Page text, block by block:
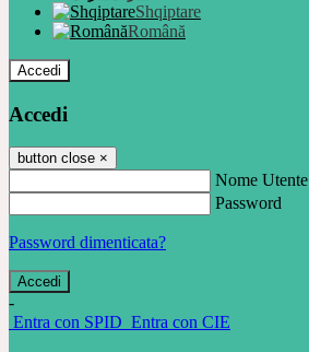
Shqiptare
Română
Accedi
Accedi
button close ×
Nome Utente
Password
Password dimenticata?
-
Entra con SPID Entra con CIE